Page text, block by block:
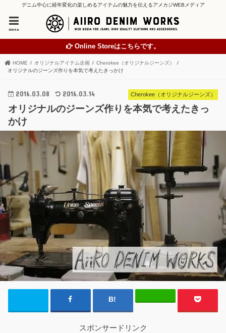
デニム中心に経年変化の楽しめるアイテムの魅力を伝えるアメカジWEBメディア
menu
Online Storeはこちらです。
HOME オリジナルアイテム企画
Cherokee（オリジナルジーンズ）
オリジナルのジーンズ作りを本気で考えたきっかけ
Cherokee（オリジナルジーンズ）
2016.03.08 2016.03.14
オリジナルのジーンズ作りを本気で考えたきっ
かけ
スポンサードリンク